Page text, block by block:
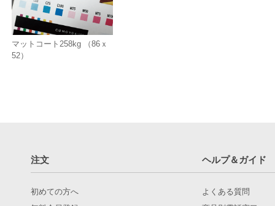
マットコート258kg （86ｘ
52）
注文 ヘルプ＆ガイド
初めての方へ
よくある質問